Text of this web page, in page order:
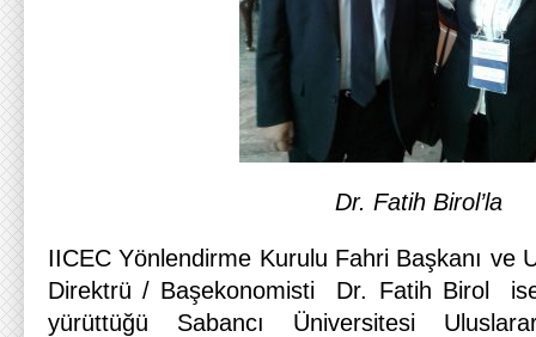
Dr. Fatih Birol’la
IICEC Yönlendirme Kurulu Fahri Başkanı ve
Direktrü / Başekonomisti Dr. Fatih Birol ise,
yürüttüğü Sabancı Üniversitesi